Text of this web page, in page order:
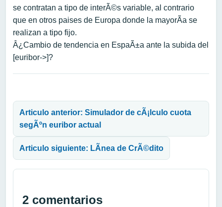
se contratan a tipo de interÃ©s variable, al contrario
que en otros paises de Europa donde la mayorÃ­a se
realizan a tipo fijo.
Â¿Cambio de tendencia en EspaÃ±a ante la subida del
[euribor->]?
Articulo anterior: Simulador de cÃ¡lculo cuota
segÃºn euribor actual
Articulo siguiente: LÃ­nea de CrÃ©dito
2 comentarios